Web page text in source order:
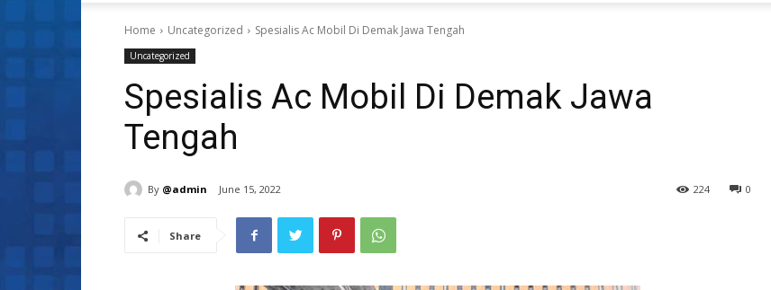
Home Uncategorized Spesialis Ac Mobil Di Demak Jawa Tengah
Uncategorized
Spesialis Ac Mobil Di Demak Jawa
Tengah
By @admin June 15, 2022 0
224
Share